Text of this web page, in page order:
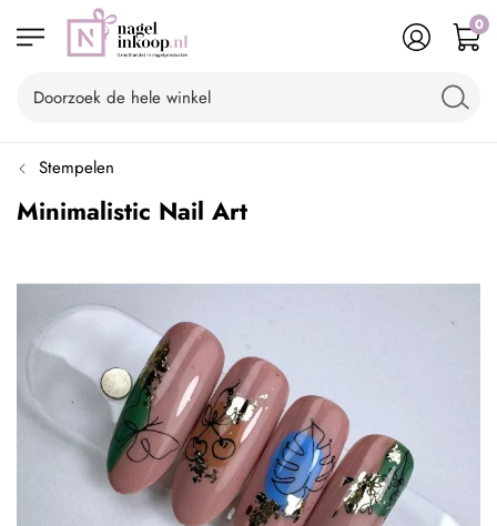
0
Stempelen
Minimalistic Nail Art